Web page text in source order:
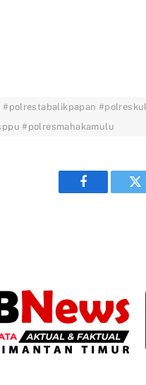
#polresmahakamulu
Facebook